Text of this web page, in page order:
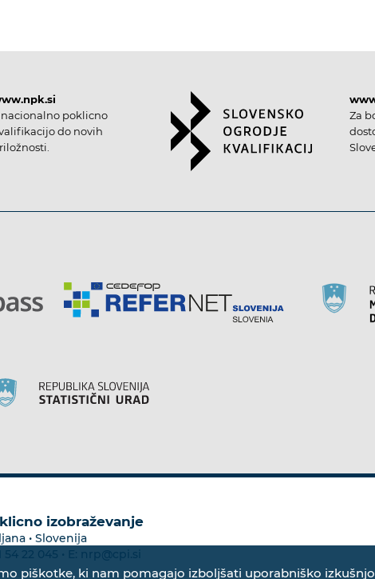
piškotke, ki nam pomagajo izboljšati uporabniško
nacionalno poklicno
do novih
Za
izobraževanje
• Slovenija
54 22 045 • E: nrp@cpi.si